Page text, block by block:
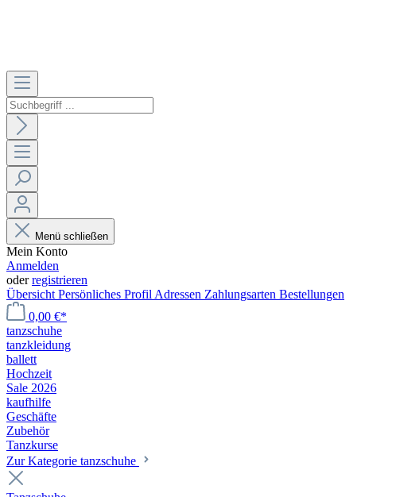
Menü schließen
Mein Konto
Anmelden
oderregistrieren
Übersicht Persönliches Profil Adressen Zahlungsarten Bestellungen
0,00 €*
tanzschuhe
tanzkleidung
ballett
Hochzeit
Sale 2026
kaufhilfe
Geschäfte
Zubehör
Tanzkurse
Zur Kategorie tanzschuhe